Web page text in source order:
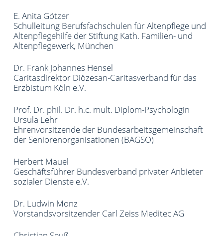
E. Anita Götzer
Schulleitung Berufsfachschulen für Altenpflege und
Altenpflegehilfe der Stiftung Kath. Familien- und
Altenpflegewerk, München
Dr. Frank Johannes Hensel
Caritasdirektor Diözesan-Caritasverband für das
Erzbistum Köln e.V.
Prof. Dr. phil. Dr. h.c. mult. Diplom-Psychologin
Ursula Lehr
Ehrenvorsitzende der Bundesarbeitsgemeinschaft
der Seniorenorganisationen (BAGSO)
Herbert Mauel
Geschäftsführer Bundesverband privater Anbieter
sozialer Dienste e.V.
Dr. Ludwin Monz
Vorstandsvorsitzender Carl Zeiss Meditec AG